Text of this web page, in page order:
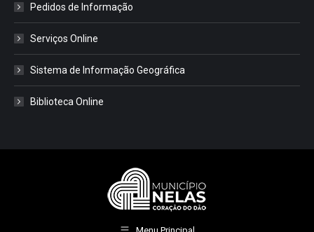
Pedidos de Informação
Serviços Online
Sistema de Informação Geográfica
Biblioteca Online